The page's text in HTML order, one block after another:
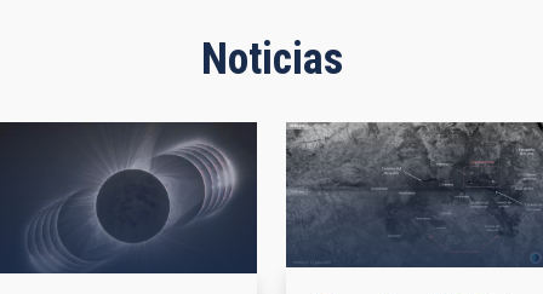
Noticias